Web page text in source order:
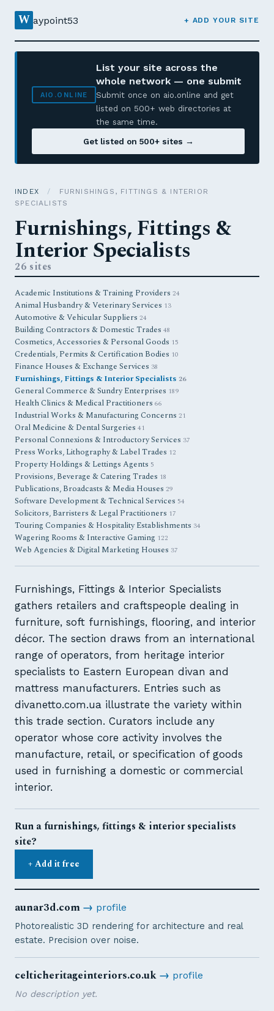
W aypoint53 + ADD YOUR SITE
AIO.ONLINE
List your site across the
whole network — one submit
Submit once on aio.online and get
listed on 500+ web directories at
the same time.
Get listed on 500+ sites →
INDEX /
FURNISHINGS, FITTINGS & INTERIOR
SPECIALISTS
Furnishings, Fittings &
Interior Specialists
26 sites
Academic Institutions & Training Providers 24
Animal Husbandry & Veterinary Services 13
Automotive & Vehicular Suppliers 24
Building Contractors & Domestic Trades 48
Cosmetics, Accessories & Personal Goods 15
Credentials, Permits & Certification Bodies 10
Finance Houses & Exchange Services 38
Furnishings, Fittings & Interior Specialists 26
General Commerce & Sundry Enterprises 189
Health Clinics & Medical Practitioners 66
Industrial Works & Manufacturing Concerns 21
Oral Medicine & Dental Surgeries 41
Personal Connexions & Introductory Services 37
Press Works, Lithography & Label Trades 12
Property Holdings & Lettings Agents 5
Provisions, Beverage & Catering Trades 18
Publications, Broadcasts & Media Houses 29
Software Development & Technical Services 54
Solicitors, Barristers & Legal Practitioners 17
Touring Companies & Hospitality Establishments 34
Wagering Rooms & Interactive Gaming 122
Web Agencies & Digital Marketing Houses 37
Furnishings, Fittings & Interior Specialists
gathers retailers and craftspeople dealing in
furniture, soft furnishings, flooring, and interior
décor. The section draws from an international
range of operators, from heritage interior
specialists to Eastern European divan and
mattress manufacturers. Entries such as
divanetto.com.ua illustrate the variety within
this trade section. Curators include any
operator whose core activity involves the
manufacture, retail, or specification of goods
used in furnishing a domestic or commercial
interior.
Run a furnishings, fittings & interior specialists
site?
+ Add it free
aunar3d.com→ profile
Photorealistic 3D rendering for architecture and real
estate. Precision over noise.
celticheritageinteriors.co.uk→ profile
No description yet.